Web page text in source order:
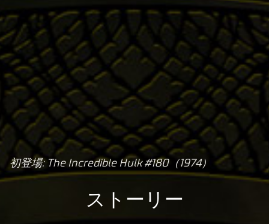
A
初登場: The Incredible Hulk #180（1974）
ストーリー